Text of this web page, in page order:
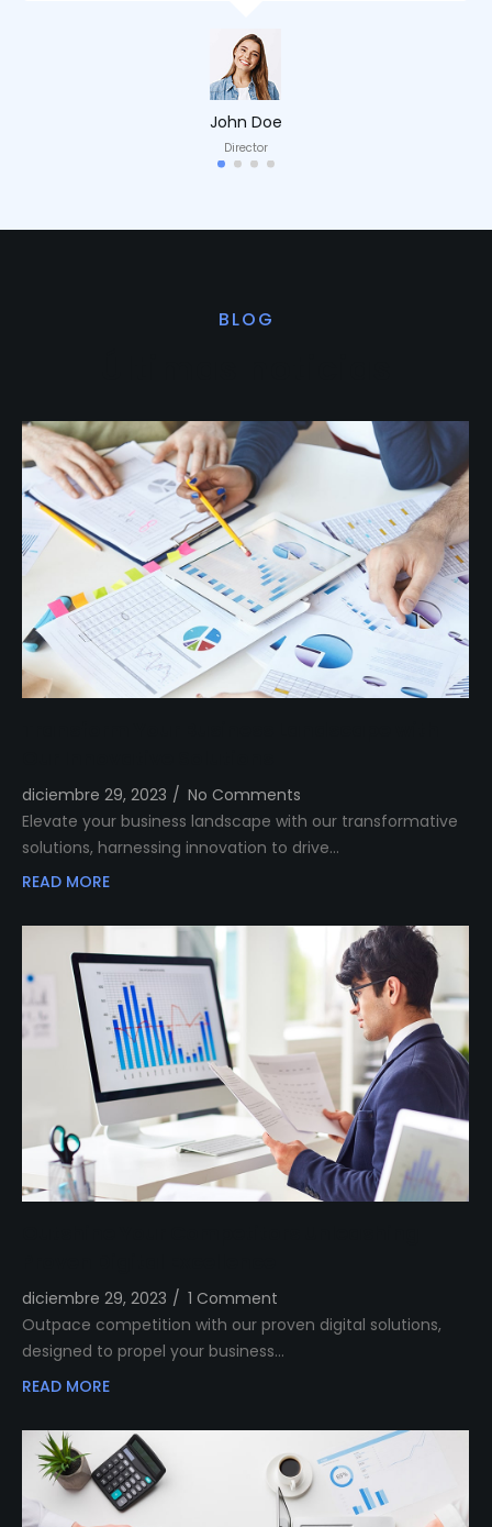
John Doe
Director
BLOG
diciembre 29, 2023 / No Comments
Elevate your business landscape with our transformative
solutions, harnessing innovation to drive…
READ MORE
diciembre 29, 2023 / 1 Comment
Outpace competition with our proven digital solutions,
designed to propel your business…
READ MORE